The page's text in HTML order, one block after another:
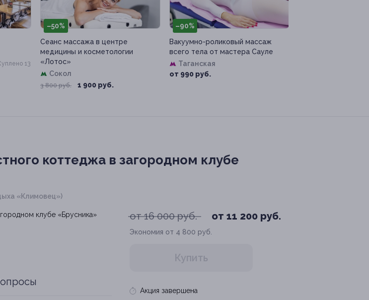
13
–50%
Сеанс массажа в центре
медицины и косметологии
«Лотос»
Сокол
3 800 руб. 1 900 руб.
–90%
Вакуумно-роликовый массаж
всего тела от мастера Сауле
Таганская
от 990 руб.
коттеджа в загородном клубе
«Климовец»)
от 16 000 руб. от 11 200 руб.
Экономия от 4 800 руб.
Купить
Акция завершена